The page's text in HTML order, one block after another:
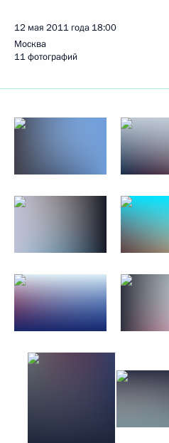
12 мая 2011 года 18:00
Москва
11 фотографий